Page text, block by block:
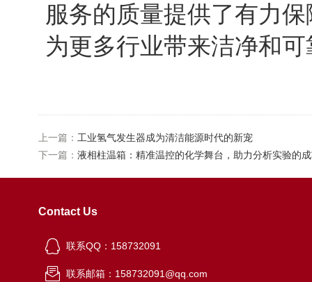
服务的质量提供了有力
为更多行业带来洁净和
上一篇： 工业氢气发生器成为清洁能源时代的新宠
下一篇： 液相柱温箱：精准温控的化学舞台，助力分析实验的
Contact Us
联系QQ：158732091
联系邮箱：158732091@qq.com